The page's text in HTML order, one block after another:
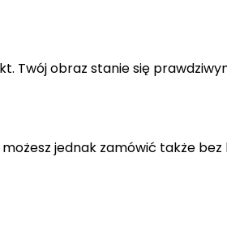
Twój obraz stanie się
jednak zamówić także